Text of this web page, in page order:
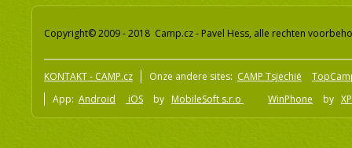
Copyright© 2009 - 2018 Camp.cz - Pavel Hess, alle rechten
KONTAKT - CAMP.cz Onze andere sites: CAMP Tsjechië
App: Android iOS by MobileSoft s.r.o WinPhone by